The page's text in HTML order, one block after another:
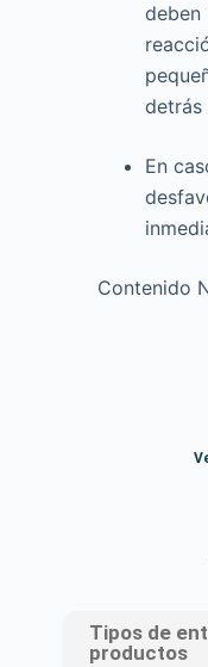
deben
detrás
En
Contenido
Tipos de
productos